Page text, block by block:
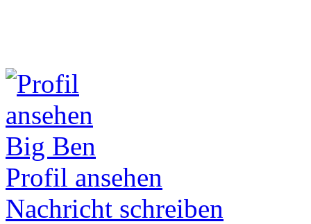
Big Ben
Profil ansehen
Nachricht schreiben